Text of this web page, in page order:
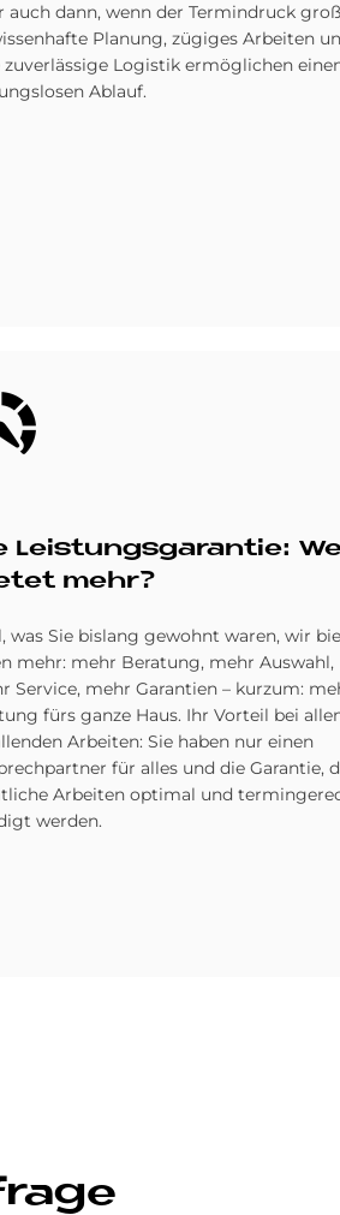
auch dann, wenn der Termindruck
Planung, zügiges Arbeiten
zuverlässige Logistik ermöglichen
Ablauf.
Lei­stungs­ga­ran­tie:
mehr?
was Sie bislang gewohnt waren, wir
mehr: mehr Beratung, mehr Auswahl,
Service, mehr Garantien – kurzum:
fürs ganze Haus. Ihr Vorteil bei
Arbeiten: Sie haben nur einen
für alles und die Garantie,
Arbeiten optimal und
werden.